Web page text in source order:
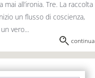
mai all’ironia. Tre. La raccolta
un flusso di coscienza,
vero...
continua